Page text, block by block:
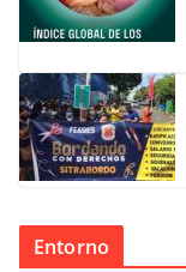
Entorno